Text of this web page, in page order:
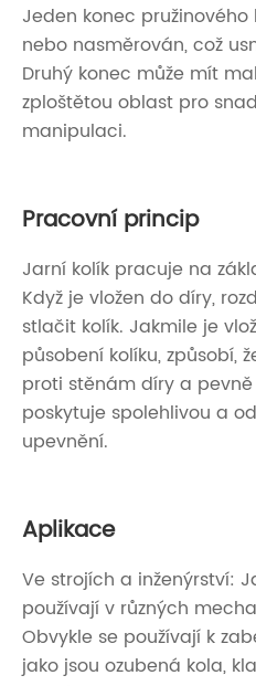
Jeden konec
nebo nasměrován, což
Druhý konec může mít
zploštětou oblast pro
manipulaci.
Pracovní princip
Jarní kolík pracuje na
Když je vložen do díry,
stlačit kolík. Jakmile je
působení kolíku, způsobí,
proti stěnám díry a pevně
poskytuje spolehlivou a
upevnění.
Aplikace
Ve strojích a inženýrství:
používají v různých
Obvykle se používají k
jako jsou ozubená kola,